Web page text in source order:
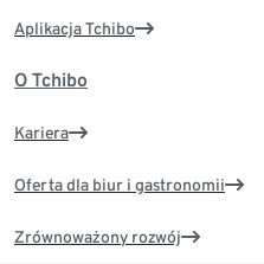
Aplikacja Tchibo
O Tchibo
Kariera
Oferta dla biur i gastronomii
Zrównoważony rozwój